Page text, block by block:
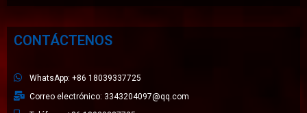
CONTÁCTENOS
WhatsApp: +86 18039337725
Correo electrónico: 3343204097@qq.com